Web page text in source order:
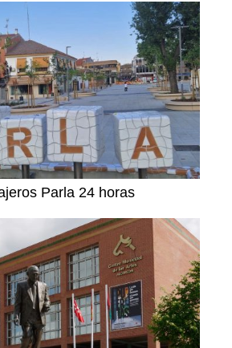
Parla 24 horas